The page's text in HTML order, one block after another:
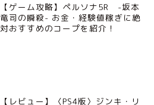
【ゲーム攻略】ペルソナ5R -坂本
竜司の瞬殺- お金・経験値稼ぎに絶
対おすすめのコープを紹介！
【レビュー】〈PS4版〉ジンキ・リ